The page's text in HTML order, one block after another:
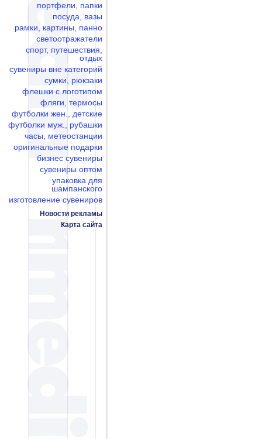
портфели, папки
посуда, вазы
рамки, картины, панно
светоотражатели
спорт, путешествия,
отдых
сувениры вне категорий
сумки, рюкзаки
флешки c логотипом
фляги, термосы
футболки жен., детские
футболки муж., рубашки
часы, метеостанции
оригинальные подарки
бизнес сувениры
сувениры оптом
упаковка для
шампанского
изготовление сувениров
Новости рекламы
Карта сайта